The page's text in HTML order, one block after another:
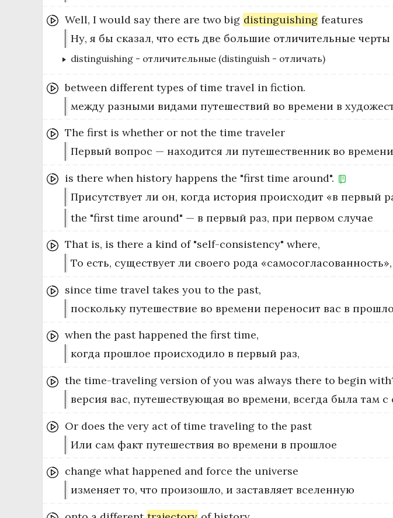
Well, I would say there are two big distinguishing features
Ну, я бы сказал, что есть две большие отличительные черты
distinguishing - отличительные (distinguish - отличать)
between different types of time travel in fiction.
между разными видами путешествий во времени в
The first is whether or not the time traveler
Первый вопрос — находится ли путешественник во
is there when history happens the "first time around".
Присутствует ли он, когда история происходит «в первый
the "first time around" — в первый раз, при первом случае
That is, is there a kind of "self-consistency" where,
То есть, существует ли своего рода
since time travel takes you to the past,
поскольку путешествие во времени переносит вас в
when the past happened the first time,
когда прошлое происходило в первый раз,
the time-traveling version of you was always there to begin
версия вас, путешествующая во времени, всегда была там с
Or does the very act of time traveling to the past
Или сам факт путешествия во времени в прошлое
change what happened and force the universe
изменяет то, что произошло, и заставляет вселенную